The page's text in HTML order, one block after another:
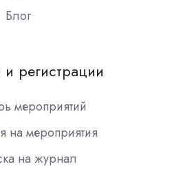
Блог
регистрации
мероприятий
на мероприятия
на журнал